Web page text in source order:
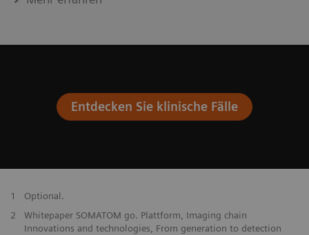
Entdecken Sie klinische Fälle
1
Optional.
2
Whitepaper SOMATOM go. Plattform, Imaging chain
Innovations and technologies, From generation to detection